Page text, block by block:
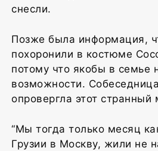
снесли.
Позже была информация,
похоронили в костюме
потому что якобы в семье
возможности.
опровергла этот странный
“Мы тогда только месяц
Грузии в Москву, жили не